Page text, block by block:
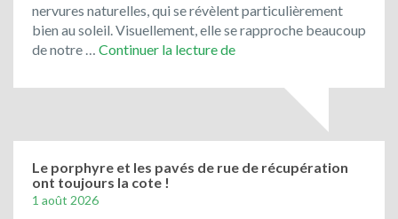
nervures naturelles, qui se révèlent particulièrement
bien au soleil. Visuellement, elle se rapproche beaucoup
de notre … Continuer la lecture deToujours
promotion
bleu
du
Le porphyre et les pavés de rue de récupération
ont toujours la cote !
1 août 2026